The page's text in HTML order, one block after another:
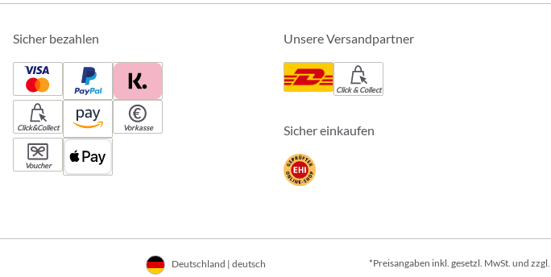
Sicher bezahlen
Click&Collect Vorkasse
Voucher
Unsere Versandpartner
Click & Collect
Sicher einkaufen
Deutschland | deutsch *Preisangaben inkl. gesetzl. MwSt. und zzgl.